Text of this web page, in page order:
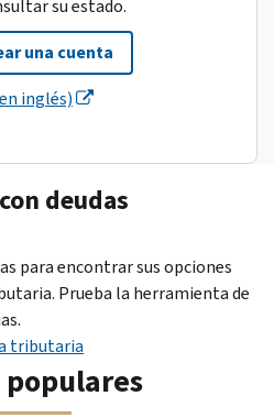
su estado.
una cuenta
inglés)
deudas
para encontrar sus opciones
Prueba la herramienta de
tributaria
populares